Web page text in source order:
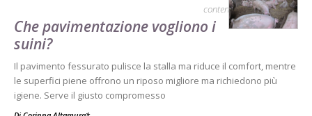
contenuto sponsorizzato
Che pavimentazione vogliono i
suini?
Il pavimento fessurato pulisce la stalla ma riduce il comfort, mentre
le superfici piene offrono un riposo migliore ma richiedono più
igiene. Serve il giusto compromesso